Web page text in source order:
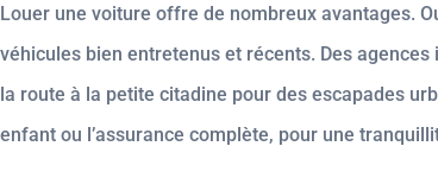
Louer une voiture offre de nombreux avantages.
véhicules bien entretenus et récents. Des
la route à la petite citadine pour des escapades
enfant ou l’assurance complète, pour une